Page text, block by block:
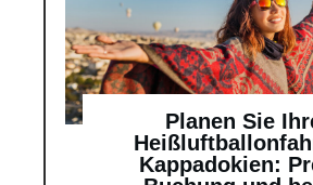
Planen Sie
Kappadokien: